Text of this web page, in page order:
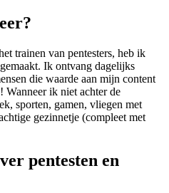
trainen van pentesters, heb ik
gemaakt. Ik ontvang dagelijks
die waarde aan mijn content
ik niet achter de
sporten, gamen, vliegen met
gezinnetje (compleet met
pentesten en